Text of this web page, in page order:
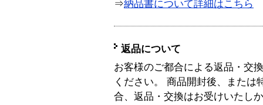
⇒納品書について詳細はこちら
返品について
お客様のご都合による返品・交
ください。 商品開封後、または
合、返品・交換はお受けいたし